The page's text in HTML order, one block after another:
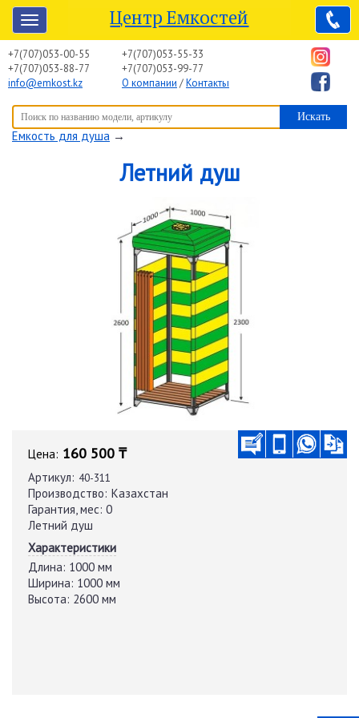
Центр Емкостей
+7(707)053-00-55
+7(707)053-88-77
info@emkost.kz
+7(707)053-55-33
+7(707)053-99-77
О компании /Контакты
Вы здесь:Центр Емкостей→ Емкостное оборудование→
Емкость для душа →
Летний душ
Цена: 160 500 ₸
Артикул: 40-311
Производство: Казахстан
Гарантия, мес: 0
Летний душ
Характеристики
Длина: 1000 мм
Ширина: 1000 мм
Высота: 2600 мм